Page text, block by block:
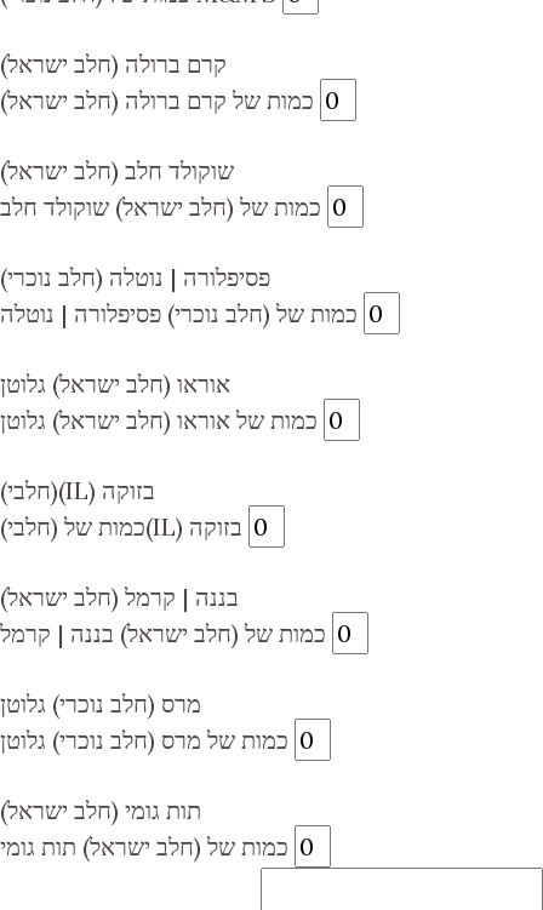
קרם ברולה (חלב ישראל)
כמות של קרם ברולה (חלב ישראל)
(חלב ישראל) שוקולד חלב
כמות של (חלב ישראל) שוקולד חלב
(חלב נוכרי) פסיפלורה | נוטלה
כמות של (חלב נוכרי) פסיפלורה | נוטלה
אוראו (חלב ישראל) גלוטן
כמות של אוראו (חלב ישראל) גלוטן
(חלבי)(IL) בזוקה
כמות של (חלבי)(IL) בזוקה
(חלב ישראל) בננה | קרמל
כמות של (חלב ישראל) בננה | קרמל
מרס (חלב נוכרי) גלוטן
כמות של מרס (חלב נוכרי) גלוטן
(חלב ישראל) תות גומי
כמות של (חלב ישראל) תות גומי